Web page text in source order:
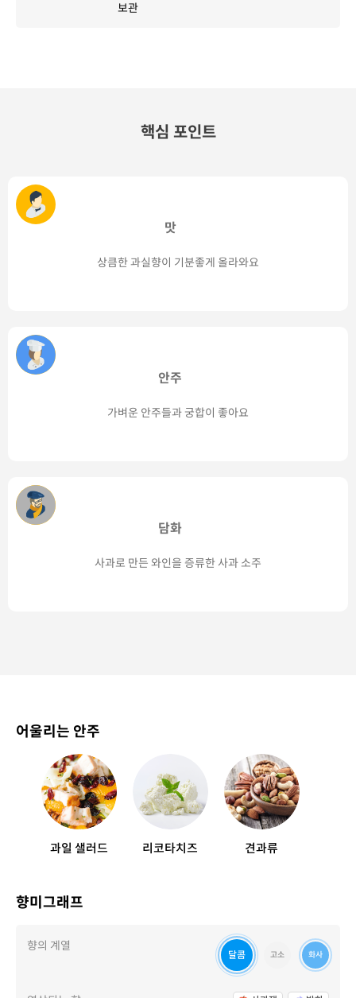
보관
핵심 포인트
맛
상큼한 과실향이 기분좋게 올라와요
안주
가벼운 안주들과 궁합이 좋아요
담화
사과로 만든 와인을 증류한 사과 소주
어울리는 안주
과일 샐러드 리코타치즈 견과류
향미그래프
향의 계열
달콤 고소 화사